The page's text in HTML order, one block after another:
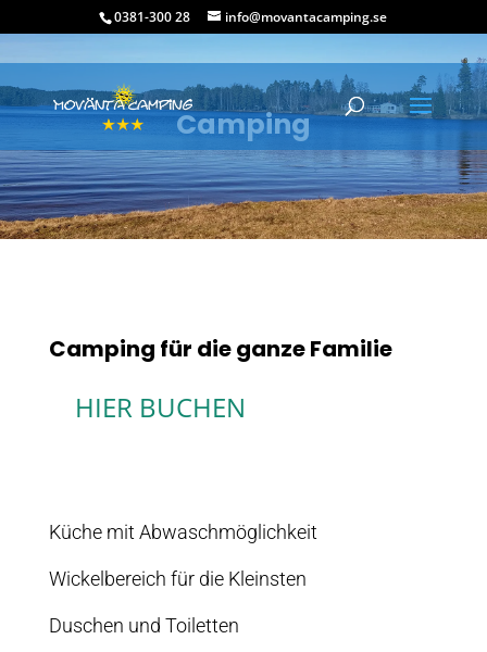
0381-300 28 info@movantacamping.se
Camping
Camping für die ganze Familie
HIER BUCHEN
Küche mit Abwaschmöglichkeit
Wickelbereich für die Kleinsten
Duschen und Toiletten